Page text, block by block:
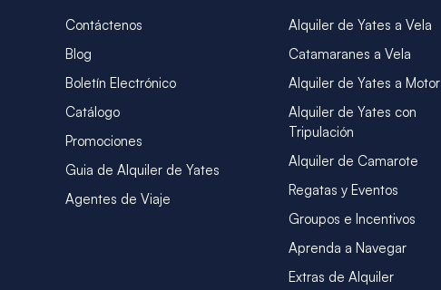
Contáctenos
Blog
Boletín Electrónico
Catálogo
Promociones
Guia de Alquiler de Yates
Agentes de Viaje
Alquiler de Yates a Vela
Catamaranes a Vela
Alquiler de Yates a Motor
Alquiler de Yates con
Tripulación
Alquiler de Camarote
Regatas y Eventos
Groupos e Incentivos
Aprenda a Navegar
Extras de Alquiler